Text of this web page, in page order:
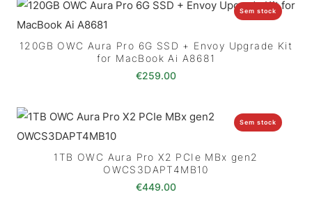
Sem stock
120GB OWC Aura Pro 6G SSD + Envoy Upgrade Kit
for MacBook Ai A8681
€259.00
Sem stock
1TB OWC Aura Pro X2 PCIe MBx gen2
OWCS3DAPT4MB10
€449.00